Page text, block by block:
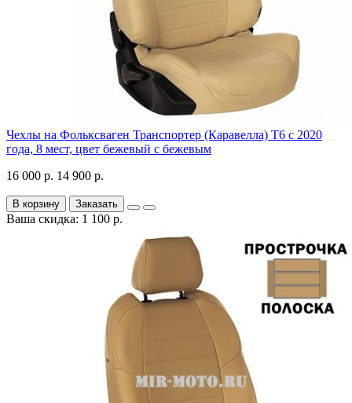
Чехлы на Фольксваген Транспортер (Каравелла) Т6 с 2020
года, 8 мест, цвет бежевый с бежевым
16 000 р. 14 900 р.
В корзину Заказать
Ваша скидка: 1 100 р.